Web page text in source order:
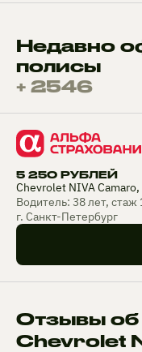
Недавно
полисы
+ 2546
5 250 РУБЛЕЙ
Chevrolet NIVA Camaro,
Водитель: 38 лет, стаж
г. Санкт-Петербург
Отзывы
Chevrolet